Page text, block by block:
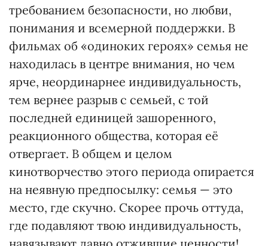
требованием безопасности, но любви,
понимания и всемерной поддержки. В
фильмах об «одиноких героях» семья не
находилась в центре внимания, но чем
ярче, неординарнее индивидуальность,
тем вернее разрыв с семьей, с той
последней единицей зашоренного,
реакционного общества, которая её
отвергает. В общем и целом
кинотворчество этого периода опирается
на неявную предпосылку: семья — это
место, где скучно. Скорее прочь оттуда,
где подавляют твою индивидуальность,